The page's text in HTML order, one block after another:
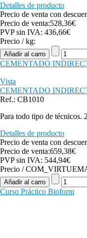
Detalles de producto
Precio de venta con
Precio de venta:528,36€
PVP sin IVA: 436,66€
Precio / kg:
CEMENTADO
Vista
CEMENTADO
Ref.: CB1010
Para todo tipo de técnicos.
Detalles de producto
Precio de venta con
Precio de venta:659,38€
PVP sin IVA: 544,94€
Precio /
Curso Práctico Bioform